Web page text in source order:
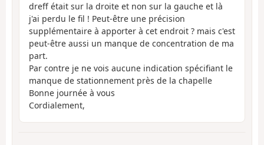
dreff était sur la droite et non sur la gauche et là
j'ai perdu le fil ! Peut-être une précision
supplémentaire à apporter à cet endroit ? mais c'est
peut-être aussi un manque de concentration de ma
part.
Par contre je ne vois aucune indication spécifiant le
manque de stationnement près de la chapelle
Bonne journée à vous
Cordialement,